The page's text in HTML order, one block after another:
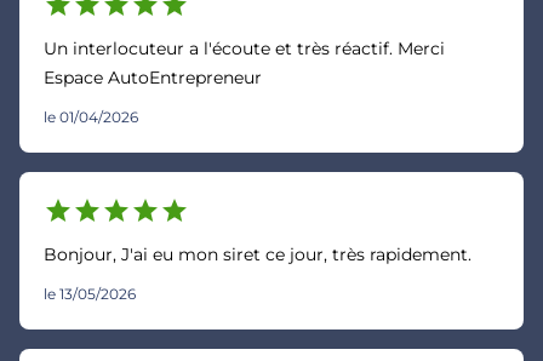
Un interlocuteur a l'écoute et très réactif. Merci
Espace AutoEntrepreneur
le 01/04/2026
starstarstarstarstar
Bonjour, J'ai eu mon siret ce jour, très rapidement.
le 13/05/2026